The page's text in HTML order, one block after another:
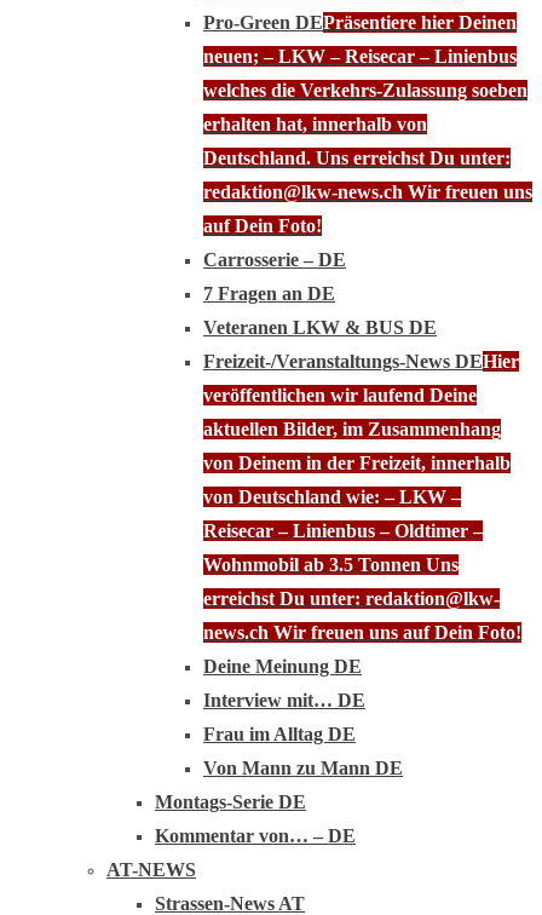
Pro-Green DEPräsentiere hier Deinen
neuen; – LKW – Reisecar – Linienbus
welches die Verkehrs-Zulassung soeben
erhalten hat, innerhalb von
Deutschland. Uns erreichst Du unter:
redaktion@lkw-news.ch Wir freuen uns
auf Dein Foto!
Carrosserie – DE
7 Fragen an DE
Veteranen LKW & BUS DE
Freizeit-/Veranstaltungs-News DEHier
veröffentlichen wir laufend Deine
aktuellen Bilder, im Zusammenhang
von Deinem in der Freizeit, innerhalb
von Deutschland wie: – LKW –
Reisecar – Linienbus – Oldtimer –
Wohnmobil ab 3.5 Tonnen Uns
erreichst Du unter: redaktion@lkw-
news.ch Wir freuen uns auf Dein Foto!
Deine Meinung DE
Interview mit… DE
Frau im Alltag DE
Von Mann zu Mann DE
Montags-Serie DE
Kommentar von… – DE
AT-NEWS
Strassen-News AT